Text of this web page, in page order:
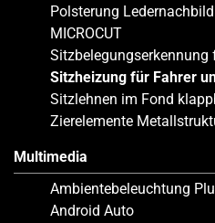
Polsterung
MICROCUT
Sitzbelegungserkennung
Sitzheizung für Fahrer
Sitzlehnen im Fond
Zierelemente
Multimedia
Ambientebeleuchtung
Android Auto